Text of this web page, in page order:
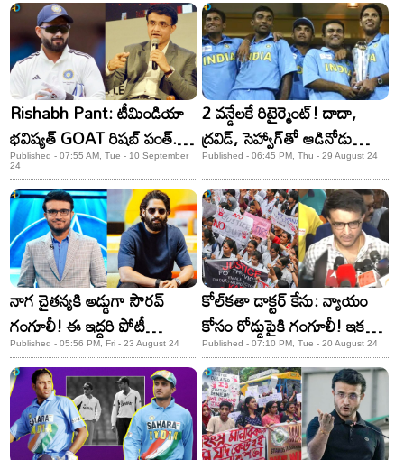
వేధించాడు!
Rishabh Pant: టీమిండియా
భవిష్యత్ GOAT రిషబ్ పంత్..
ప్రశంసలు కురిపించిన గంగూలీ!
Published - 07:55 AM, Tue - 10 September
24
2 వన్డేలకే రిటైర్మెంట్! దాదా,
ద్రవిడ్, సెహ్వాగ్​తో ఆడినోడు
బ్యాంకు ఉద్యోగిగా
మిగిలిపోయాడు!
Published - 06:45 PM, Thu - 29 August 24
నాగ చైతన్యకి అడ్డుగా సౌరవ్
గంగూలీ! ఈ ఇద్దరి పోటీ
ఏంటంటే?
Published - 05:56 PM, Fri - 23 August 24
కోల్‌కతా డాక్టర్‌ కేసు: న్యాయం
కోసం రోడ్డుపైకి గంగూలీ! ఇక
ప్రభుత్వాలు కదిలొస్తాయి!
Published - 07:10 PM, Tue - 20 August 24